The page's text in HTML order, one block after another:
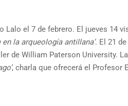
Lalo el 7 de febrero. El jueves 14
en la arqueología antillana’. El 21
de William Paterson University.
, charla que ofrecerá el Profesor